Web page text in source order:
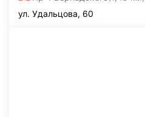
ул. Удальцова, 60